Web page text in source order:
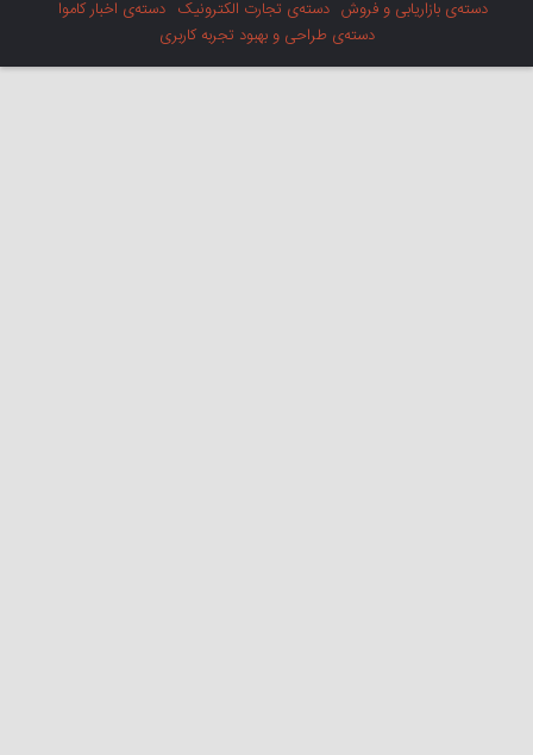
دسته‌ی بازاریابی و فروش دسته‌ی تجارت الکترونیک دسته‌ی اخبار کاموا
دسته‌ی طراحی و بهبود تجربه کاربری